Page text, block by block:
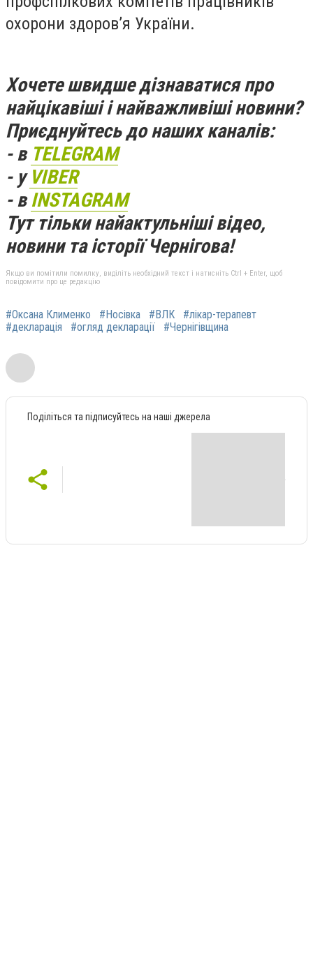
охорони здоров’я України.
Хочете швидше дізнаватися про
найцікавіші і найважливіші новини?
Приєднуйтесь до наших каналів:
- в TELEGRAM
- у VIBER
- вINSTAGRAM
Тут тільки найактульніші відео,
новини та історії Чернігова!
Якщо ви помітили помилку, виділіть необхідний текст і натисніть Ctrl + Enter, щоб
повідомити про це редакцію
#Оксана Клименко #Носівка #ВЛК
#лікар-терапевт
#декларація
#огляд декларації #Чернігівщина
Поділіться та підписуйтесь на наші джерела